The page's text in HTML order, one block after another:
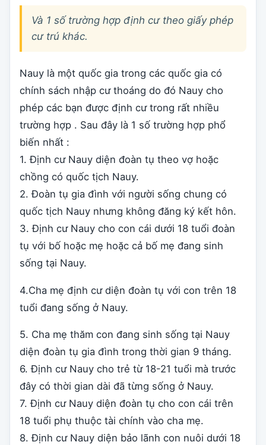
Và 1 số trường hợp định cư theo giấy phép
cư trú khác.
Nauy là một quốc gia trong các quốc gia có
chính sách nhập cư thoáng do đó Nauy cho
phép các bạn được định cư trong rất nhiều
trường hợp . Sau đây là 1 số trường hợp phổ
biến nhất :
1. Định cư Nauy diện đoàn tụ theo vợ hoặc
chồng có quốc tịch Nauy.
2. Đoàn tụ gia đình với người sống chung có
quốc tịch Nauy nhưng không đăng ký kết hôn.
3. Định cư Nauy cho con cái dưới 18 tuổi đoàn
tụ với bố hoặc mẹ hoặc cả bố mẹ đang sinh
sống tại Nauy.
4.Cha mẹ định cư diện đoàn tụ với con trên 18
tuổi đang sống ở Nauy.
5. Cha mẹ thăm con đang sinh sống tại Nauy
diện đoàn tụ gia đình trong thời gian 9 tháng.
6. Định cư Nauy cho trẻ từ 18-21 tuổi mà trước
đây có thời gian dài đã từng sống ở Nauy.
7. Định cư Nauy diện đoàn tụ cho con cái trên
18 tuổi phụ thuộc tài chính vào cha mẹ.
8. Định cư Nauy diện bảo lãnh con nuôi dưới 18